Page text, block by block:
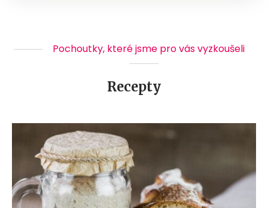
Pochoutky, které jsme pro vás vyzkoušeli
Recepty